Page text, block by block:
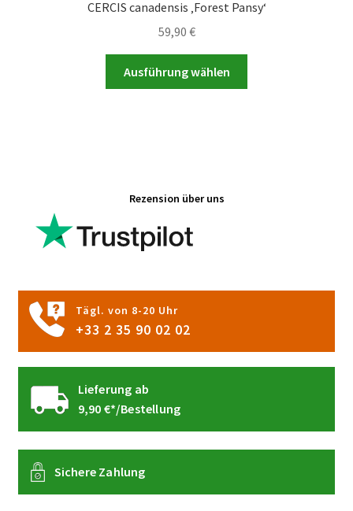
CERCIS canadensis ‚Forest Pansy‘
59,90 €
Ausführung wählen
Rezension über uns
Tägl. von 8-20 Uhr
+33 2 35 90 02 02
Lieferung ab
9,90 €*/Bestellung
Sichere Zahlung